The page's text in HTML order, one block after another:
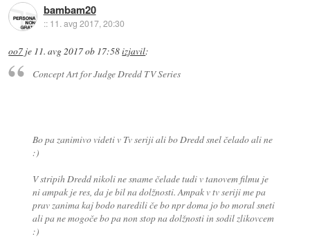
bambam20
:: 11. avg 2017, 20:30
oo7 je 11. avg 2017 ob 17:58izjavil:
Concept Art for Judge Dredd TV Series
Bo pa zanimivo videti v Tv seriji ali bo Dredd snel čelado ali ne
:)
V stripih Dredd nikoli ne sname čelade tudi v tanovem filmu je
ni ampak je res, da je bil na dolžnosti. Ampak v tv seriji me pa
prav zanima kaj bodo naredili če bo npr doma jo bo moral sneti
ali pa ne mogoče bo pa non stop na dolžnosti in sodil zlikovcem
:)